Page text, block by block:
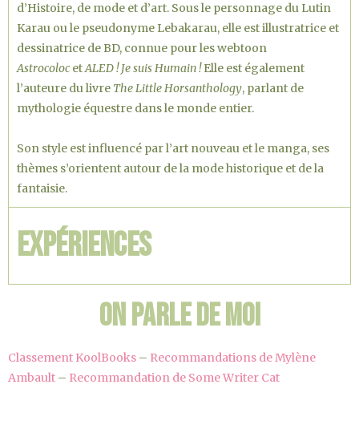
d’Histoire, de mode et d’art. Sous le personnage du Lutin
Karau ou le pseudonyme Lebakarau, elle est illustratrice et
dessinatrice de BD, connue pour les webtoon
Astrocoloc etALED ! Je suis Humain !Elle est également
l’auteure du livre The Little Horsanthology, parlant de
mythologie équestre dans le monde entier.
Son style est influencé par l’art nouveau et le manga, ses
thèmes s’orientent autour de la mode historique et de la
fantaisie.
Expériences
On parle de moi
Classement KoolBooks – Recommandations de Mylène
Ambault – Recommandation de Some Writer Cat